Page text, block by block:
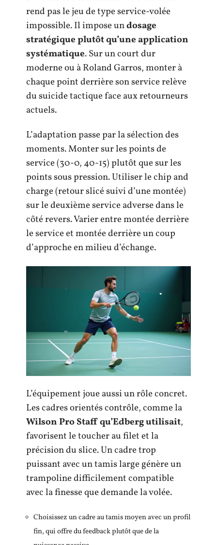
rend pas le jeu de type service-volée
impossible. Il impose undosage
stratégique plutôt qu’une application
systématique. Sur un court dur
moderne ou à Roland Garros, monter à
chaque point derrière son service relève
du suicide tactique face aux retourneurs
actuels.
L’adaptation passe par la sélection des
moments. Monter sur les points de
service (30-0, 40-15) plutôt que sur les
points sous pression. Utiliser le chip and
charge (retour slicé suivi d’une montée)
sur le deuxième service adverse dans le
côté revers. Varier entre montée derrière
le service et montée derrière un coup
d’approche en milieu d’échange.
L’équipement joue aussi un rôle concret.
Les cadres orientés contrôle, comme la
Wilson Pro Staff qu’Edberg utilisait,
favorisent le toucher au filet et la
précision du slice. Un cadre trop
puissant avec un tamis large génère un
trampoline difficilement compatible
avec la finesse que demande la volée.
Choisissez un cadre au tamis moyen avec un profil
fin, qui offre du feedback plutôt que de la